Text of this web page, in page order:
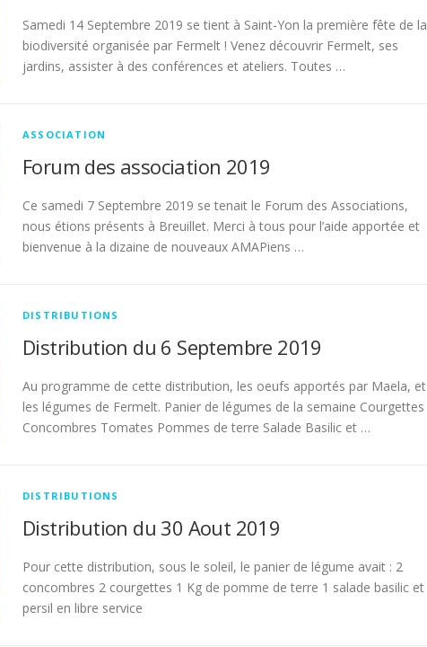
Samedi 14 Septembre 2019 se tient à Saint-Yon la première fête de la
biodiversité organisée par Fermelt ! Venez découvrir Fermelt, ses
jardins, assister à des conférences et ateliers. Toutes …
ASSOCIATION
Forum des association 2019
Ce samedi 7 Septembre 2019 se tenait le Forum des Associations,
nous étions présents à Breuillet. Merci à tous pour l’aide apportée et
bienvenue à la dizaine de nouveaux AMAPiens …
DISTRIBUTIONS
Distribution du 6 Septembre 2019
Au programme de cette distribution, les oeufs apportés par Maela, et
les légumes de Fermelt. Panier de légumes de la semaine Courgettes
Concombres Tomates Pommes de terre Salade Basilic et …
DISTRIBUTIONS
Distribution du 30 Aout 2019
Pour cette distribution, sous le soleil, le panier de légume avait : 2
concombres 2 courgettes 1 Kg de pomme de terre 1 salade basilic et
persil en libre service